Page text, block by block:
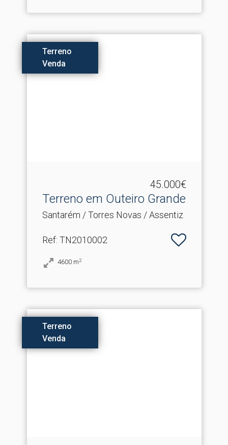
Terreno
Venda
45.000€
Terreno em Outeiro Grande
Santarém / Torres Novas / Assentiz
Ref: TN2010002
4600 m2
Terreno
Venda